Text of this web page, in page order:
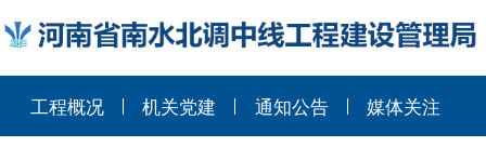
工程概况 机关党建 通知公告 媒体关注